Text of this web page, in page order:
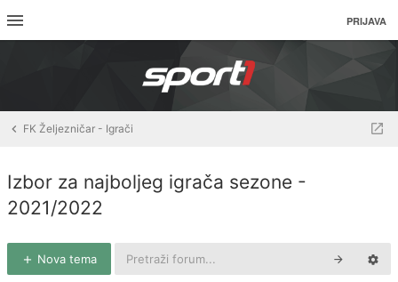
PRIJAVA
FK Željezničar - Igrači
Izbor za najboljeg igrača sezone -
2021/2022
Nova tema